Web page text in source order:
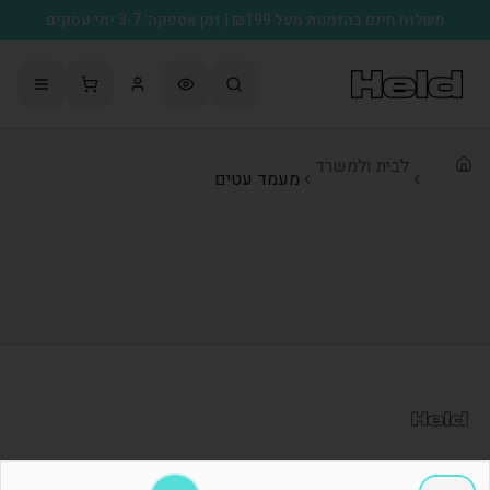
משלוח חינם בהזמנות מעל ₪199 | זמן אספקה: 3-7 ימי עסקים
לבית ולמשרד מעמד עטים
האתר המושלם להדפסות מעוצבות ומתנות בעיצוב אישי